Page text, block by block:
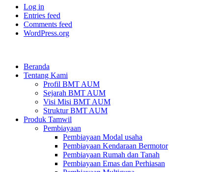
Log in
Entries feed
Comments feed
WordPress.org
Beranda
Tentang Kami
Profil BMT AUM
Sejarah BMT AUM
Visi Misi BMT AUM
Struktur BMT AUM
Produk Tamwil
Pembiayaan
Pembiayaan Modal usaha
Pembiayaan Kendaraan Bermotor
Pembiayaan Rumah dan Tanah
Pembiayaan Emas dan Perhiasan